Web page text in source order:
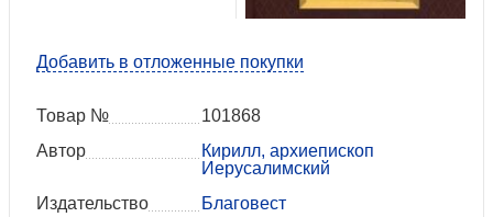
Добавить в отложенные покупки
Товар №
101868
Автор
Кирилл, архиепископ
Иерусалимский
Издательство
Благовест